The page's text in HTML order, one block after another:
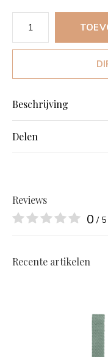
Beschrijving
Delen
Reviews
0 / 5
Recente artikelen